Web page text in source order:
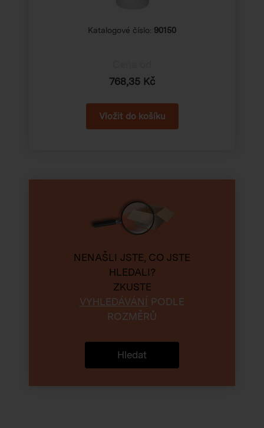
Katalogové číslo: 90150
768,35 Kč
NENAŠLI JSTE, CO JSTE
HLEDALI?
ZKUSTE
VYHLEDÁVÁNÍ PODLE
ROZMĚRŮ
Hledat